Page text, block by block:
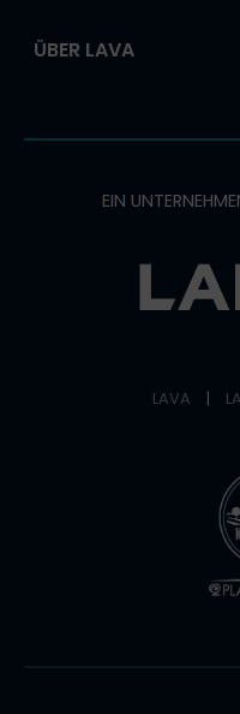
ÜBER LAVA
EIN
LAVA |